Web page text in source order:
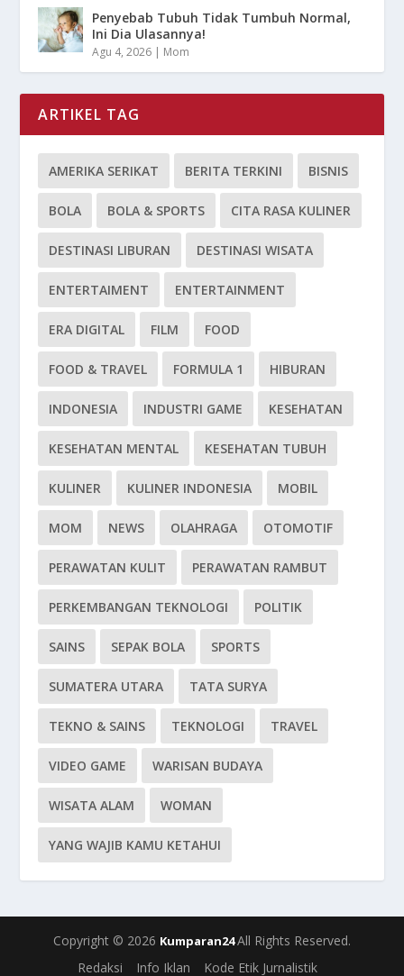
Penyebab Tubuh Tidak Tumbuh Normal,
Ini Dia Ulasannya!
Agu 4, 2026 | Mom
ARTIKEL TAG
AMERIKA SERIKAT BERITA TERKINI BISNIS
BOLA BOLA & SPORTS CITA RASA KULINER
DESTINASI LIBURAN DESTINASI WISATA
ENTERTAIMENT ENTERTAINMENT
ERA DIGITAL FILM FOOD
FOOD & TRAVEL FORMULA 1 HIBURAN
INDONESIA INDUSTRI GAME KESEHATAN
KESEHATAN MENTAL KESEHATAN TUBUH
KULINER KULINER INDONESIA MOBIL
MOM NEWS OLAHRAGA OTOMOTIF
PERAWATAN KULIT PERAWATAN RAMBUT
PERKEMBANGAN TEKNOLOGI POLITIK
SAINS SEPAK BOLA SPORTS
SUMATERA UTARA TATA SURYA
TEKNO & SAINS TEKNOLOGI TRAVEL
VIDEO GAME WARISAN BUDAYA
WISATA ALAM WOMAN
YANG WAJIB KAMU KETAHUI
Copyright © 2026 Kumparan24All Rights Reserved.
Redaksi
Info Iklan Kode Etik Jurnalistik